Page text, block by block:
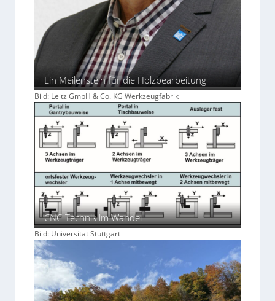
Ein Meilenstein für die Holzbearbeitung
Bild: Leitz GmbH & Co. KG Werkzeugfabrik
CNC-Technik im Wandel
Bild: Universität Stuttgart